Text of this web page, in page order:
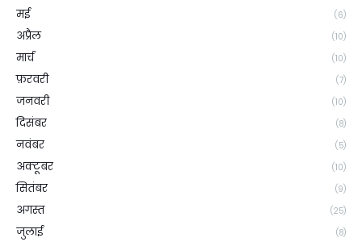
मई (6)
अप्रैल (10)
मार्च (10)
फ़रवरी (7)
जनवरी (10)
दिसंबर (8)
नवंबर (5)
अक्टूबर (10)
सितंबर (9)
अगस्त (25)
जुलाई (8)